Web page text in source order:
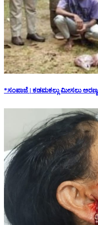
*ಸಂಪಾಜೆ | ಕಡಮಕಲ್ಲು ಮೀಸಲು